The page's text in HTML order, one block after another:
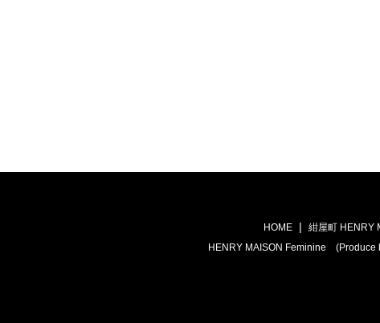
HOME 紺屋町 HENRY
HENRY MAISON Feminine (Produce